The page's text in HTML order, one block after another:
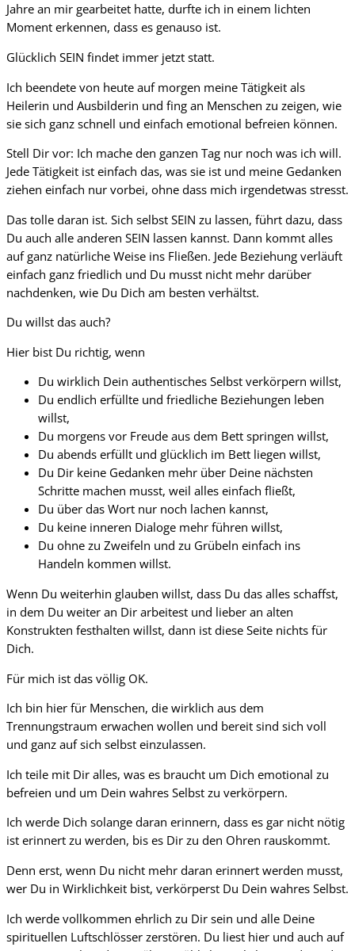
Jahre an mir gearbeitet hatte, durfte ich in einem lichten
Moment erkennen, dass es genauso ist.
Glücklich SEIN findet immer jetzt statt.
Ich beendete von heute auf morgen meine Tätigkeit als
Heilerin und Ausbilderin und fing an Menschen zu zeigen, wie
sie sich ganz schnell und einfach emotional befreien können.
Stell Dir vor: Ich mache den ganzen Tag nur noch was ich will.
Jede Tätigkeit ist einfach das, was sie ist und meine Gedanken
ziehen einfach nur vorbei, ohne dass mich irgendetwas stresst.
Das tolle daran ist. Sich selbst SEIN zu lassen, führt dazu, dass
Du auch alle anderen SEIN lassen kannst. Dann kommt alles
auf ganz natürliche Weise ins Fließen. Jede Beziehung verläuft
einfach ganz friedlich und Du musst nicht mehr darüber
nachdenken, wie Du Dich am besten verhältst.
Du willst das auch?
Hier bist Du richtig, wenn
Du wirklich Dein authentisches Selbst verkörpern willst,
Du endlich erfüllte und friedliche Beziehungen leben
willst,
Du morgens vor Freude aus dem Bett springen willst,
Du abends erfüllt und glücklich im Bett liegen willst,
Du Dir keine Gedanken mehr über Deine nächsten
Schritte machen musst, weil alles einfach fließt,
Du über das Wort nur noch lachen kannst,
Du keine inneren Dialoge mehr führen willst,
Du ohne zu Zweifeln und zu Grübeln einfach ins
Handeln kommen willst.
Wenn Du weiterhin glauben willst, dass Du das alles schaffst,
in dem Du weiter an Dir arbeitest und lieber an alten
Konstrukten festhalten willst, dann ist diese Seite nichts für
Dich.
Für mich ist das völlig OK.
Ich bin hier für Menschen, die wirklich aus dem
Trennungstraum erwachen wollen und bereit sind sich voll
und ganz auf sich selbst einzulassen.
Ich teile mit Dir alles, was es braucht um Dich emotional zu
befreien und um Dein wahres Selbst zu verkörpern.
Ich werde Dich solange daran erinnern, dass es gar nicht nötig
ist erinnert zu werden, bis es Dir zu den Ohren rauskommt.
Denn erst, wenn Du nicht mehr daran erinnert werden musst,
wer Du in Wirklichkeit bist, verkörperst Du Dein wahres Selbst.
Ich werde vollkommen ehrlich zu Dir sein und alle Deine
spirituellen Luftschlösser zerstören. Du liest hier und auch auf